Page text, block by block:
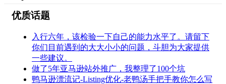
优质话题
入行六年，该检验一下自己的能力水平了。请留下
你们目前遇到的大大小小的问题，斗胆为大家提供
一些建议。
做了5年亚马逊站外推广，我整理了100个坑
鸭马逊漂流记-Listing优化-老鸭汤手把手教你怎么写